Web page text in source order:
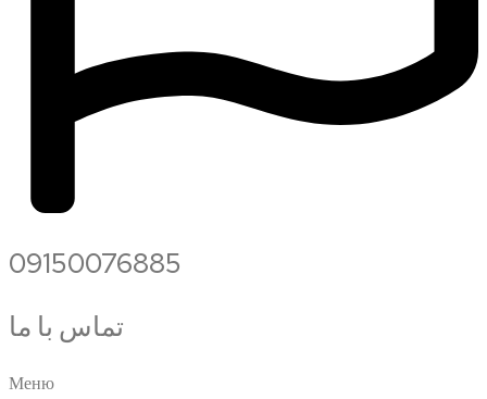
09150076885
تماس با ما
Меню